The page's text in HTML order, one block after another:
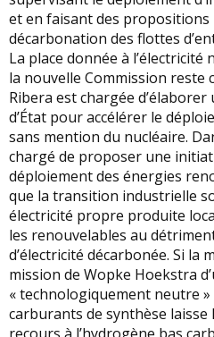
et en faisant des
décarbonation des flottes
La place donnée à l’électricité
la nouvelle Commission reste
Ribera est chargée d’élaborer
d’État pour accélérer le
sans mention du nucléaire.
chargé de proposer une
déploiement des énergies
que la transition industrielle
électricité propre produite
les renouvelables au
d’électricité décarbonée. Si la
mission de Wopke Hoekstra
« technologiquement neutre
carburants de synthèse